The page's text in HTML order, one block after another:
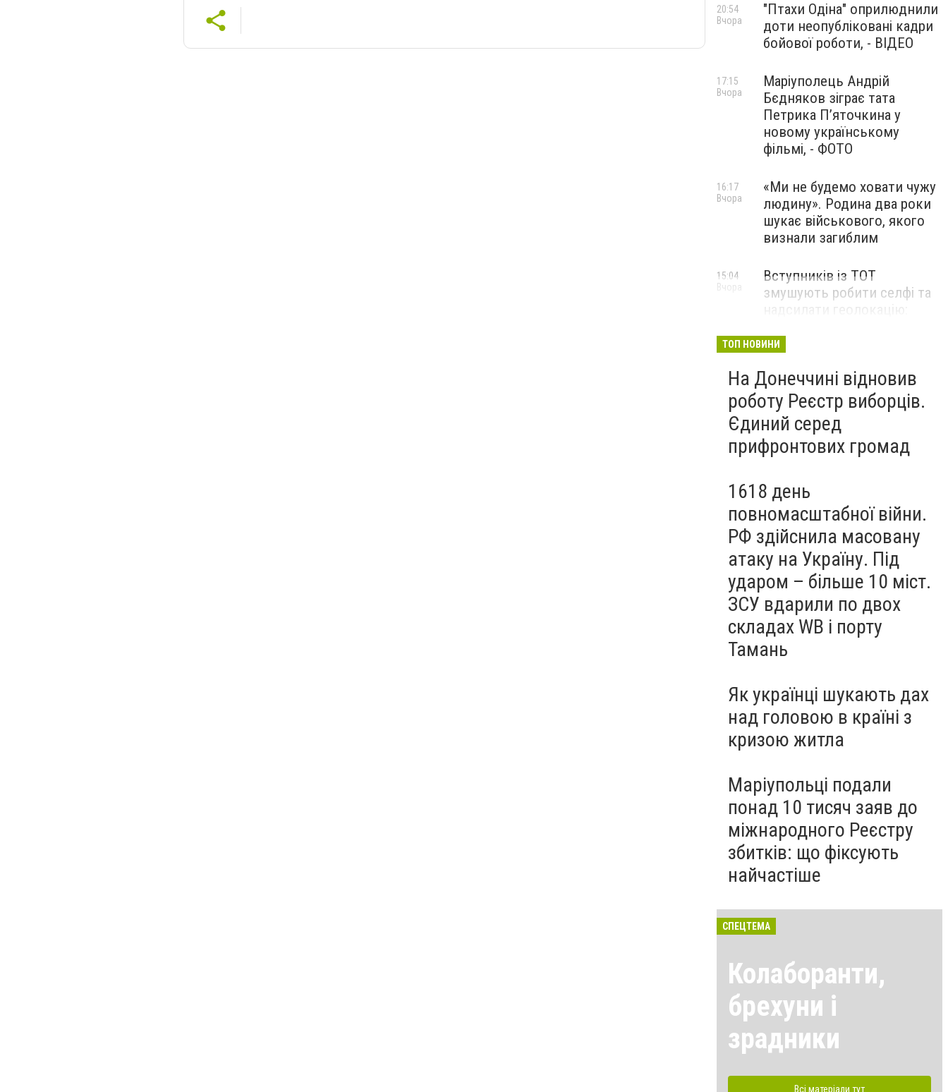
"Птахи Одіна" оприлюднили
доти неопубліковані кадри
бойової роботи, - ВІДЕО
20:54
Вчора
Маріуполець Андрій
Бєдняков зіграє тата
Петрика П’яточкина у
новому українському
фільмі, - ФОТО
17:15
Вчора
«Ми не будемо ховати чужу
людину». Родина два роки
шукає військового, якого
визнали загиблим
16:17
Вчора
Вступників із ТОТ
змушують робити селфі та
до МОН
15:04
Вчора
ТОП НОВИНИ
На Донеччині відновив
роботу Реєстр виборців.
Єдиний серед
прифронтових громад
1618 день
повномасштабної війни.
РФ здійснила масовану
атаку на Україну. Під
ударом – більше 10 міст.
ЗСУ вдарили по двох
складах WB і порту
Тамань
Як українці шукають дах
над головою в країні з
кризою житла
Маріупольці подали
понад 10 тисяч заяв до
міжнародного Реєстру
збитків: що фіксують
найчастіше
СПЕЦТЕМА
Колаборанти,
брехуни і
зрадники
Всі матеріали тут